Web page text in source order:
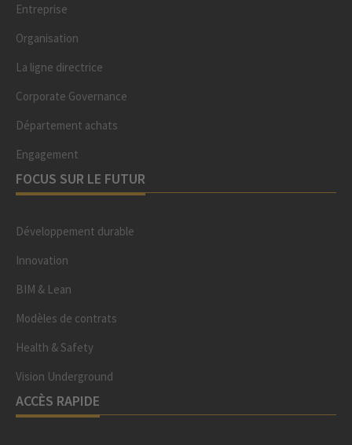
Entreprise
Organisation
La ligne directrice
Corporate Governance
Département achats
Engagement
FOCUS SUR LE FUTUR
Développement durable
Innovation
BIM & Lean
Modèles de contrats
Health & Safety
Vision Underground
ACCÈS RAPIDE